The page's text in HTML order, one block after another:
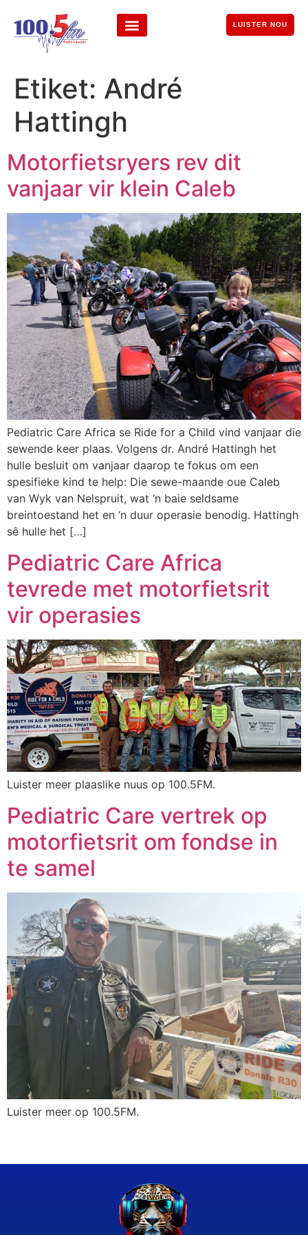
LUISTER NOU
Etiket: André
Hattingh
Motorfietsryers rev dit
vanjaar vir klein Caleb
Pediatric Care Africa se Ride for a Child vind vanjaar die
sewende keer plaas. Volgens dr. André Hattingh het
hulle besluit om vanjaar daarop te fokus om een
spesifieke kind te help: Die sewe-maande oue Caleb
van Wyk van Nelspruit, wat ‘n baie seldsame
breintoestand het en ‘n duur operasie benodig. Hattingh
sê hulle het […]
Pediatric Care Africa
tevrede met motorfietsrit
vir operasies
Luister meer plaaslike nuus op 100.5FM.
Pediatric Care vertrek op
motorfietsrit om fondse in
te samel
Luister meer op 100.5FM.